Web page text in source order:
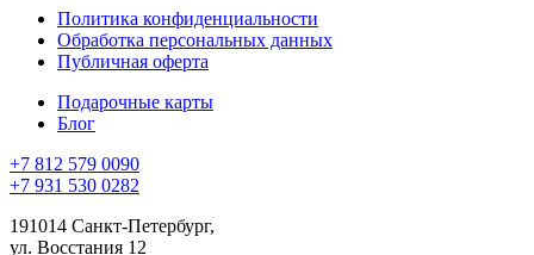
Политика конфиденциальности
Обработка персональных данных
Публичная оферта
Подарочные карты
Блог
+7 812 579 0090
+7 931 530 0282
191014 Санкт-Петербург,
ул. Восстания 12